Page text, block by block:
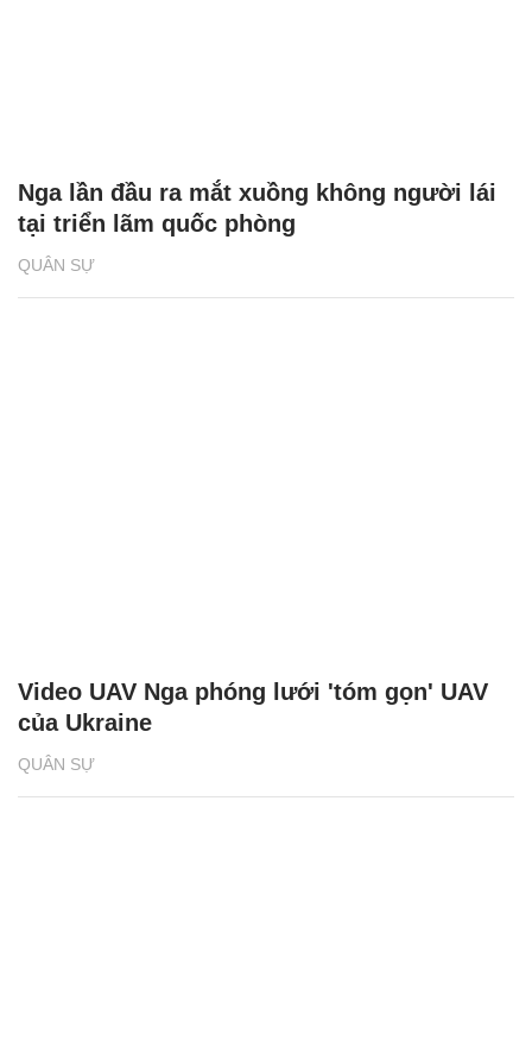
QUÂN SỰ
Nga lần đầu ra mắt xuồng không người lái
tại triển lãm quốc phòng
QUÂN SỰ
Video UAV Nga phóng lưới 'tóm gọn' UAV
của Ukraine